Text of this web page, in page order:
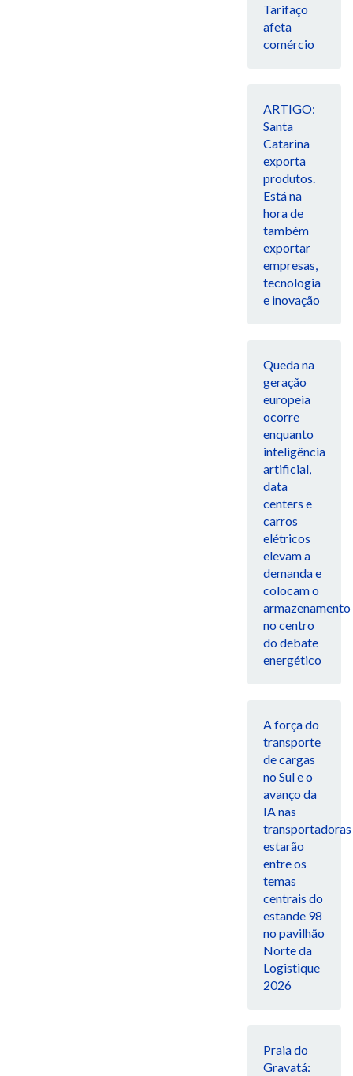
Tarifaço
afeta
comércio
ARTIGO:
Santa
Catarina
exporta
produtos.
Está na
hora de
também
exportar
empresas,
tecnologia
e inovação
Queda na
geração
europeia
ocorre
enquanto
inteligência
artificial,
data
centers e
carros
elétricos
elevam a
demanda e
colocam o
armazenamento
no centro
do debate
energético
A força do
transporte
de cargas
no Sul e o
avanço da
IA nas
transportadoras
estarão
entre os
temas
centrais do
estande 98
no pavilhão
Norte da
Logistique
2026
Praia do
Gravatá: